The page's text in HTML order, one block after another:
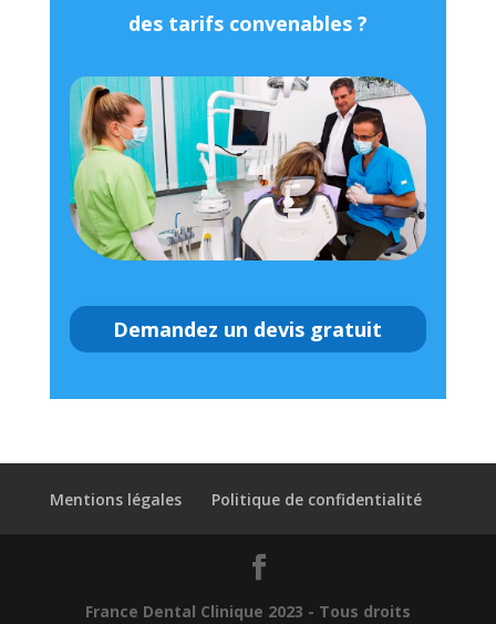
des tarifs convenables ?
Demandez un devis gratuit
Mentions légales Politique de confidentialité
France Dental Clinique 2023 - Tous droits